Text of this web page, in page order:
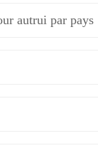
autrui par pays